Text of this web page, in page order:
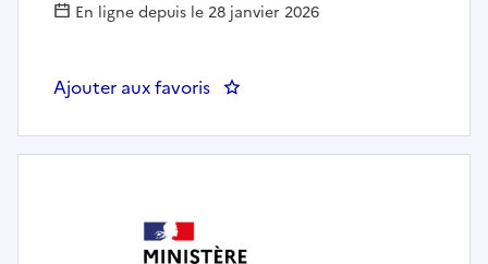
En ligne depuis le 28 janvier 2026
Ajouter aux favoris : Assistant en ingénierie des